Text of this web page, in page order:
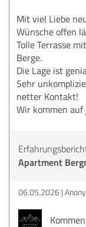
Mit viel Liebe
Wünsche offen
Tolle Terrasse
Berge.
Die Lage ist
Sehr
netter Kontakt!
Wir kommen
Apartment
06.05.2026